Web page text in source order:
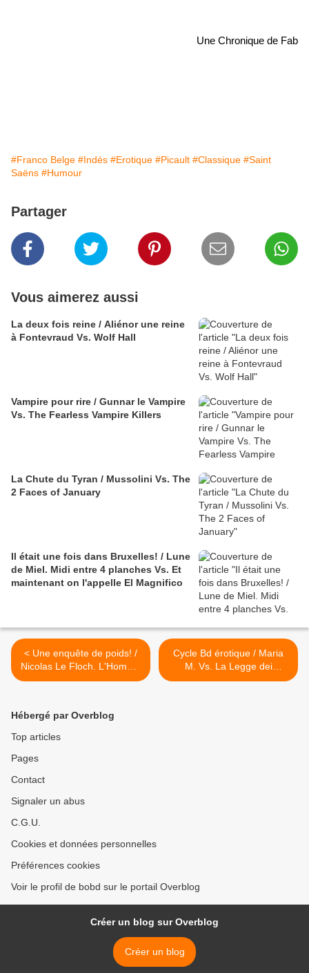
Une Chronique de Fab
#Franco Belge #Indés #Erotique #Picault #Classique #Saint
Saëns #Humour
Partager
Vous aimerez aussi
La deux fois reine / Aliénor une reine
à Fontevraud Vs. Wolf Hall
Vampire pour rire / Gunnar le Vampire
Vs. The Fearless Vampire Killers
La Chute du Tyran / Mussolini Vs. The
2 Faces of January
Il était une fois dans Bruxelles! / Lune
de Miel. Midi entre 4 planches Vs. Et
maintenant on l'appelle El Magnifico
< Une enquête de poids! /
Nicolas Le Floch. L'Homme
au ventre de plomb Vs. The
Cycle Bd érotique / Maria
M. Vs. La Legge dei
Gangsters >
Hébergé par Overblog
Top articles
Pages
Contact
Signaler un abus
C.G.U.
Cookies et données personnelles
Préférences cookies
Voir le profil de bobd sur le portail Overblog
Créer un blog sur Overblog
Créer un blog